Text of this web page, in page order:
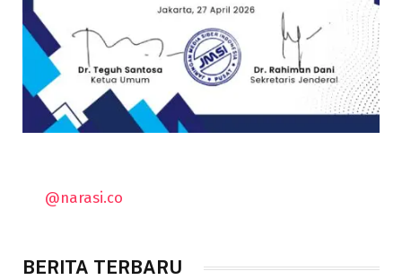
@narasi.co
BERITA TERBARU